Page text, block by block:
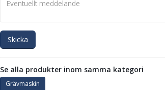
Skicka
Se alla produkter inom samma kategori
Grävmaskin